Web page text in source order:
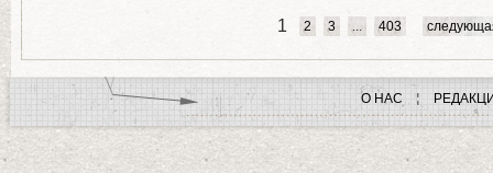
1 2 3 403
О НАС